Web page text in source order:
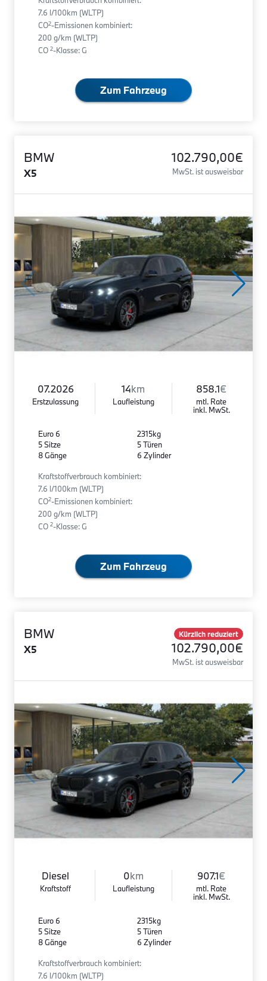
7.6 l/100km (WLTP)
CO2-Emissionen kombiniert:
200 g/km (WLTP)
CO 2-Klasse: G
Zum Fahrzeug
BMW
X5
102.790,00€
MwSt. ist ausweisbar
07.2026
Erstzulassung
14km
Laufleistung
858.1€
mtl. Rate
inkl. MwSt.
Euro 6
5 Sitze
8 Gänge
2315kg
5 Türen
6 Zylinder
Kraftstoffverbrauch kombiniert:
7.6 l/100km (WLTP)
CO2-Emissionen kombiniert:
200 g/km (WLTP)
CO 2-Klasse: G
Zum Fahrzeug
BMW
X5
Kürzlich reduziert
102.790,00€
MwSt. ist ausweisbar
Diesel
Kraftstoff
0km
Laufleistung
907.1€
mtl. Rate
inkl. MwSt.
Euro 6
5 Sitze
8 Gänge
2315kg
5 Türen
6 Zylinder
Kraftstoffverbrauch kombiniert:
7.6 l/100km (WLTP)